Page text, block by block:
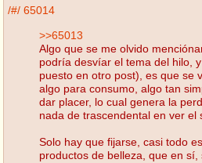
/#/ 65014
>>65013
Algo que se me olvido
podría desvíar el tema del hilo,
puesto en otro post), es que se
algo para consumo, algo tan
dar placer, lo cual genera la
nada de trascendental en ver el
Solo hay que fijarse, casi todo
productos de belleza, que en